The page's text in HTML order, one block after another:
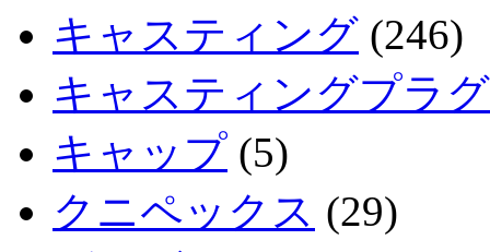
キャスティング (246)
キャスティングプラ
キャップ (5)
クニペックス (29)